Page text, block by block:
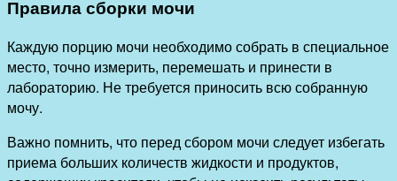
Правила сборки мочи
Каждую порцию мочи необходимо собрать в специальное
место, точно измерить, перемешать и принести в
лабораторию. Не требуется приносить всю собранную
мочу.
Важно помнить, что перед сбором мочи следует избегать
приема больших количеств жидкости и продуктов,